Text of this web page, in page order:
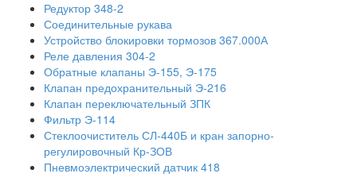
Редуктор 348-2
Соединительные рукава
Устройство блокировки тормозов 367.000А
Реле давления 304-2
Обратные клапаны Э-155, Э-175
Клапан предохранительный Э-216
Клапан переключательный ЗПК
Фильтр Э-114
Стеклоочиститель СЛ-440Б и кран запорно-
регулировочный Кр-ЗОВ
Пневмоэлектрический датчик 418